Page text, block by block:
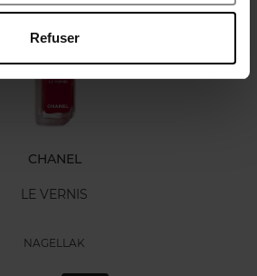
Refuser
CHANEL
LE VERNIS
NAGELLAK